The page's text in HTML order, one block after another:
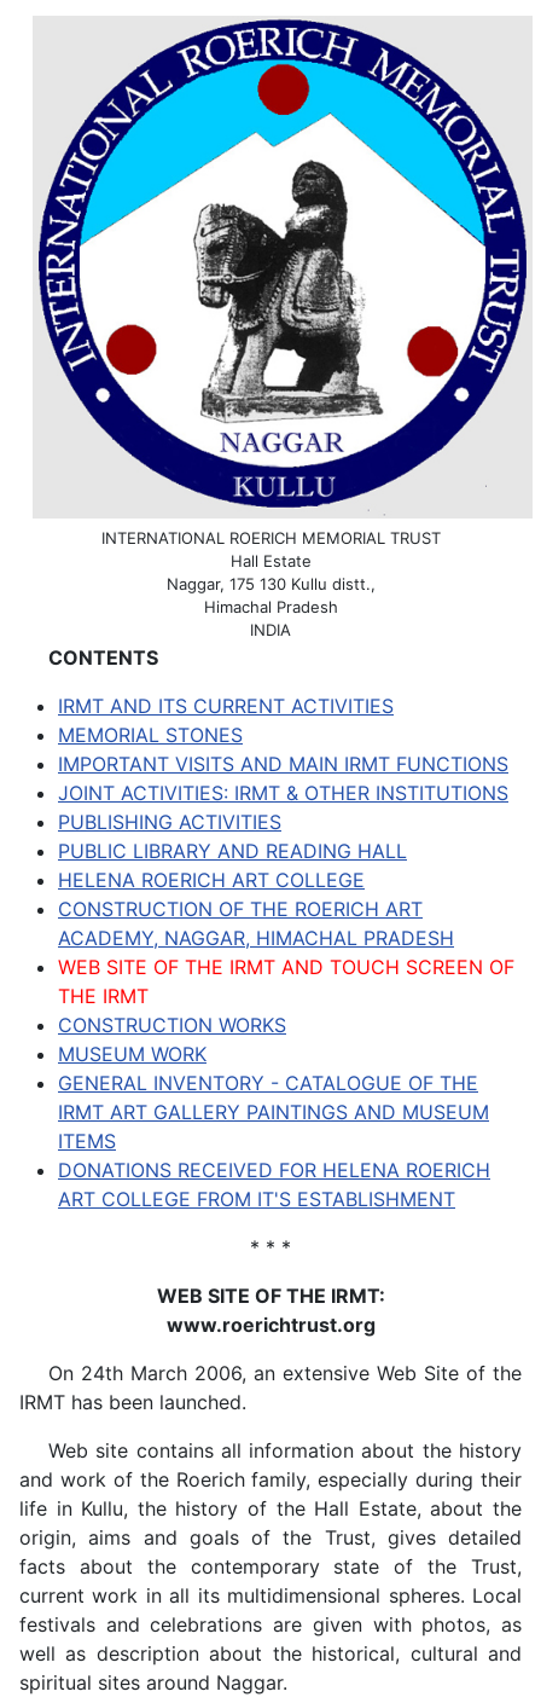
INTERNATIONAL ROERICH MEMORIAL TRUST
Hall Estate
Naggar, 175 130 Kullu distt.,
Himachal Pradesh
INDIA
CONTENTS
IRMT AND ITS CURRENT ACTIVITIES
MEMORIAL STONES
IMPORTANT VISITS AND MAIN IRMT FUNCTIONS
JOINT ACTIVITIES: IRMT & OTHER INSTITUTIONS
PUBLISHING ACTIVITIES
PUBLIC LIBRARY AND READING HALL
HELENA ROERICH ART COLLEGE
CONSTRUCTION OF THE ROERICH ART
ACADEMY, NAGGAR, HIMACHAL PRADESH
WEB SITE OF THE IRMT AND TOUCH SCREEN OF
THE IRMT
CONSTRUCTION WORKS
MUSEUM WORK
GENERAL INVENTORY - CATALOGUE OF THE
IRMT ART GALLERY PAINTINGS AND MUSEUM
ITEMS
DONATIONS RECEIVED FOR HELENA ROERICH
ART COLLEGE FROM IT'S ESTABLISHMENT
* * *
WEB SITE OF THE IRMT:
www.roerichtrust.org
On 24th March 2006, an extensive Web Site of the
IRMT has been launched.
Web site contains all information about the history
and work of the Roerich family, especially during their
life in Kullu, the history of the Hall Estate, about the
origin, aims and goals of the Trust, gives detailed
facts about the contemporary state of the Trust,
current work in all its multidimensional spheres. Local
festivals and celebrations are given with photos, as
well as description about the historical, cultural and
spiritual sites around Naggar.